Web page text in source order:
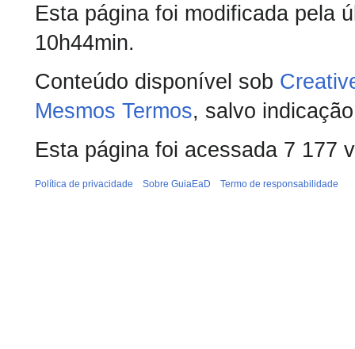
Esta página foi modificada pela
10h44min.
Conteúdo disponível sob
Mesmos Termos, salvo
Esta página foi acessada 7 177
Política de privacidade Sobre GuiaEaD Termo de responsabilidade